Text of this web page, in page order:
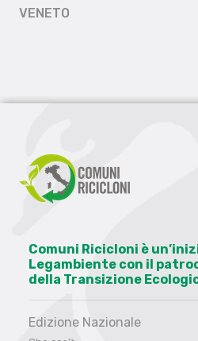
VENETO
Comuni Ricicloni è
Legambiente con il
della Transizione
Edizione Nazionale